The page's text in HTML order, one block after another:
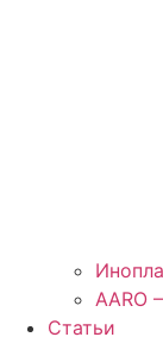
AARO
Статьи